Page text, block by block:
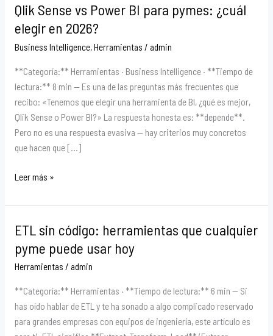
Qlik Sense vs Power BI para pymes: ¿cuál
elegir en 2026?
Business Intelligence,Herramientas / admin
**Categoría:** Herramientas · Business Intelligence · **Tiempo de
lectura:** 8 min — Es una de las preguntas más frecuentes que
recibo: «Tenemos que elegir una herramienta de BI, ¿qué es mejor,
Qlik Sense o Power BI?» La respuesta honesta es: **depende**.
Pero no es una respuesta evasiva — hay criterios muy concretos
que hacen que […]
Qlik
Sense
Power
BI
para
pymes:
¿cuál
elegir
en
Leer más »
ETL sin código: herramientas que cualquier
pyme puede usar hoy
Herramientas / admin
**Categoría:** Herramientas · **Tiempo de lectura:** 6 min — Si
has oído hablar de ETL y te ha sonado a algo complicado reservado
para grandes empresas con equipos de ingeniería, este artículo es
ETL
código:
herramientas
que
cualquier
pyme